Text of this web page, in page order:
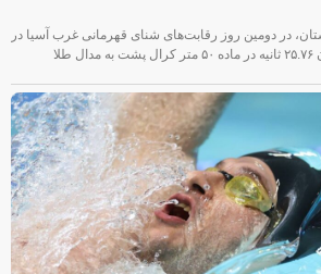
در دومین روز رقابت‌های شنای قهرمانی غرب آسیا در